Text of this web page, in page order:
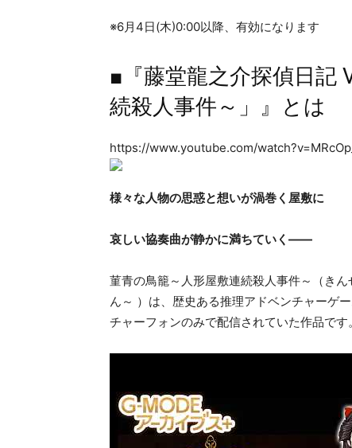
※6月4日(木)0:00以降、有効になります
■『藤堂龍之介探偵日記
続殺人事件～」』とは
https://www.youtube.com/
様々な人物の思惑と想いが渦巻く屋敷に
哀しい協奏曲が静かに満ちていく――
菫青の鳥籠～人形屋敷連続殺人事件～（き
ん～ ）は、歴史ある推理アドベンチャーゲ
チャーフォンのみで配信されていた作品です。